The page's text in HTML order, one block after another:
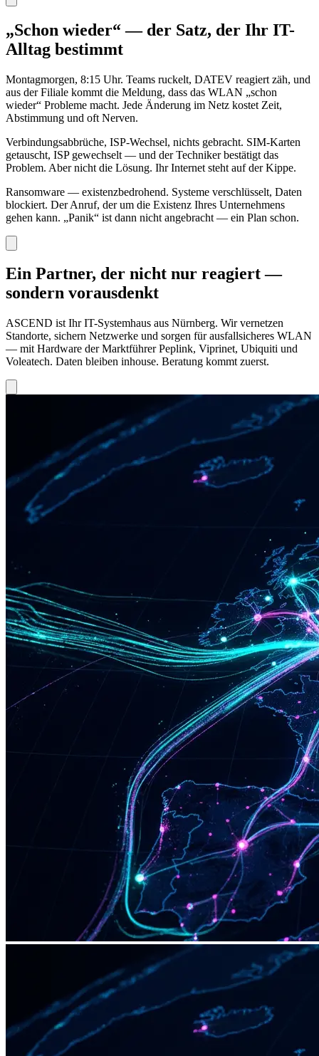
„Schon wieder“ — der Satz, der Ihr IT-
Alltag bestimmt
Montagmorgen, 8:15 Uhr. Teams ruckelt, DATEV reagiert zäh, und
aus der Filiale kommt die Meldung, dass das WLAN „schon
wieder“ Probleme macht. Jede Änderung im Netz kostet Zeit,
Abstimmung und oft Nerven.
Verbindungsabbrüche, ISP-Wechsel, nichts gebracht. SIM-Karten
getauscht, ISP gewechselt — und der Techniker bestätigt das
Problem. Aber nicht die Lösung. Ihr Internet steht auf der Kippe.
Ransomware — existenzbedrohend. Systeme verschlüsselt, Daten
blockiert. Der Anruf, der um die Existenz Ihres Unternehmens
gehen kann. „Panik“ ist dann nicht angebracht — ein Plan schon.
Ein Partner, der nicht nur reagiert —
sondern vorausdenkt
ASCEND ist Ihr IT-Systemhaus aus Nürnberg. Wir vernetzen
Standorte, sichern Netzwerke und sorgen für ausfallsicheres WLAN
— mit Hardware der Marktführer Peplink, Viprinet, Ubiquiti und
Voleatech. Daten bleiben inhouse. Beratung kommt zuerst.